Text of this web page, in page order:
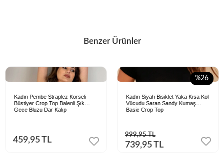
Benzer Ürünler
Kadın Pembe Straplez Korseli
Büstiyer Crop Top Balenli Şık
Gece Bluzu Dar Kalıp
459,95 TL
%26
Kadın Siyah Bisiklet Yaka Kısa Kol
Vücudu Saran Sandy Kumaş
Basic Crop Top
999,95 TL
739,95 TL